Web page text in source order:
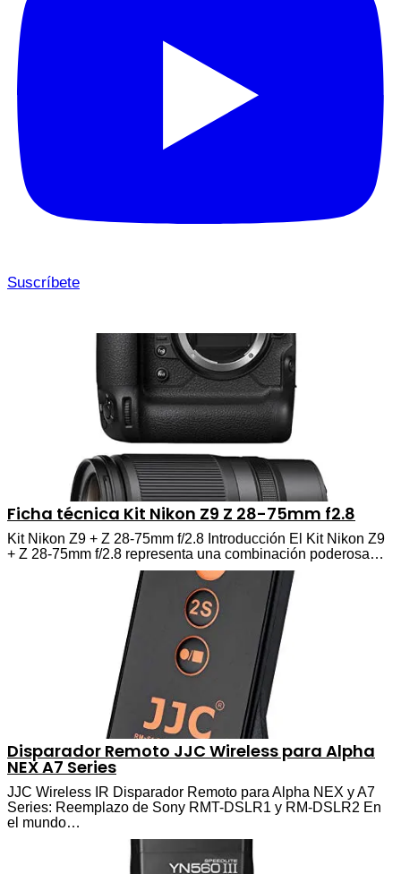
Suscríbete
Ficha técnica Kit Nikon Z9 Z 28-75mm f2.8
Kit Nikon Z9 + Z 28-75mm f/2.8 Introducción El Kit Nikon Z9
+ Z 28-75mm f/2.8 representa una combinación poderosa…
Disparador Remoto JJC Wireless para Alpha
NEX A7 Series
JJC Wireless IR Disparador Remoto para Alpha NEX y A7
Series: Reemplazo de Sony RMT-DSLR1 y RM-DSLR2 En
el mundo…